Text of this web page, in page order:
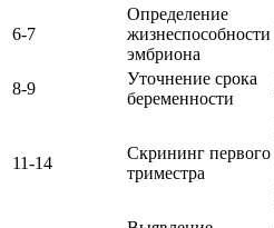
6-7
Определение
жизнеспособности
эмбриона
8-9
Уточнение срока
беременности
11-14
Скрининг первого
триместра